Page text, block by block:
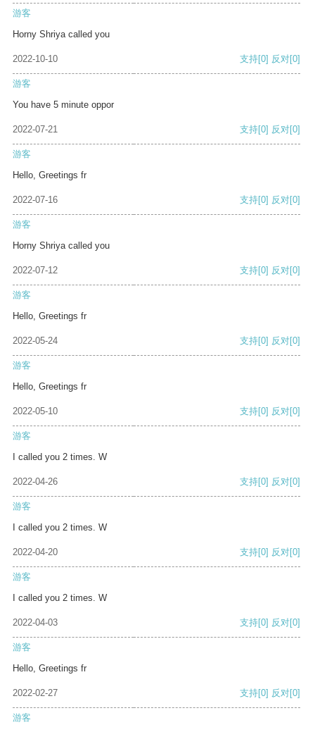
游客
Horny Shriya called you
2022-10-10 支持[0] 反对[0]
游客
You have 5 minute oppor
2022-07-21 支持[0] 反对[0]
游客
Hello, Greetings fr
2022-07-16 支持[0] 反对[0]
游客
Horny Shriya called you
2022-07-12 支持[0] 反对[0]
游客
Hello, Greetings fr
2022-05-24 支持[0] 反对[0]
游客
Hello, Greetings fr
2022-05-10 支持[0] 反对[0]
游客
I called you 2 times. W
2022-04-26 支持[0] 反对[0]
游客
I called you 2 times. W
2022-04-20 支持[0] 反对[0]
游客
I called you 2 times. W
2022-04-03 支持[0] 反对[0]
游客
Hello, Greetings fr
2022-02-27 支持[0] 反对[0]
游客